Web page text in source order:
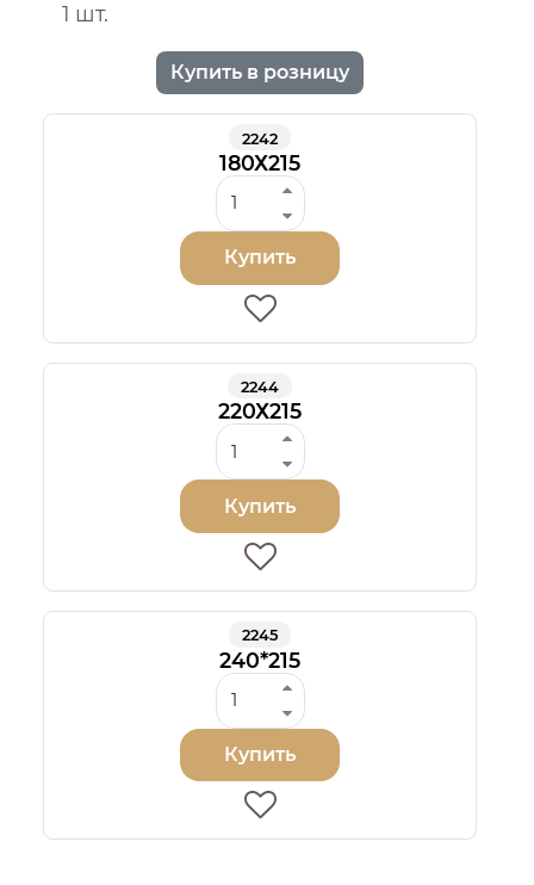
1 шт.
Купить в розницу
2242
180Х215
Купить
2244
220Х215
Купить
2245
240*215
Купить